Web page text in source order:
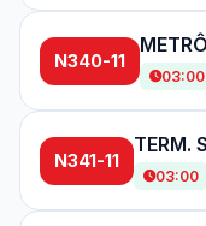
N340-11
03:00
N341-11
03:00